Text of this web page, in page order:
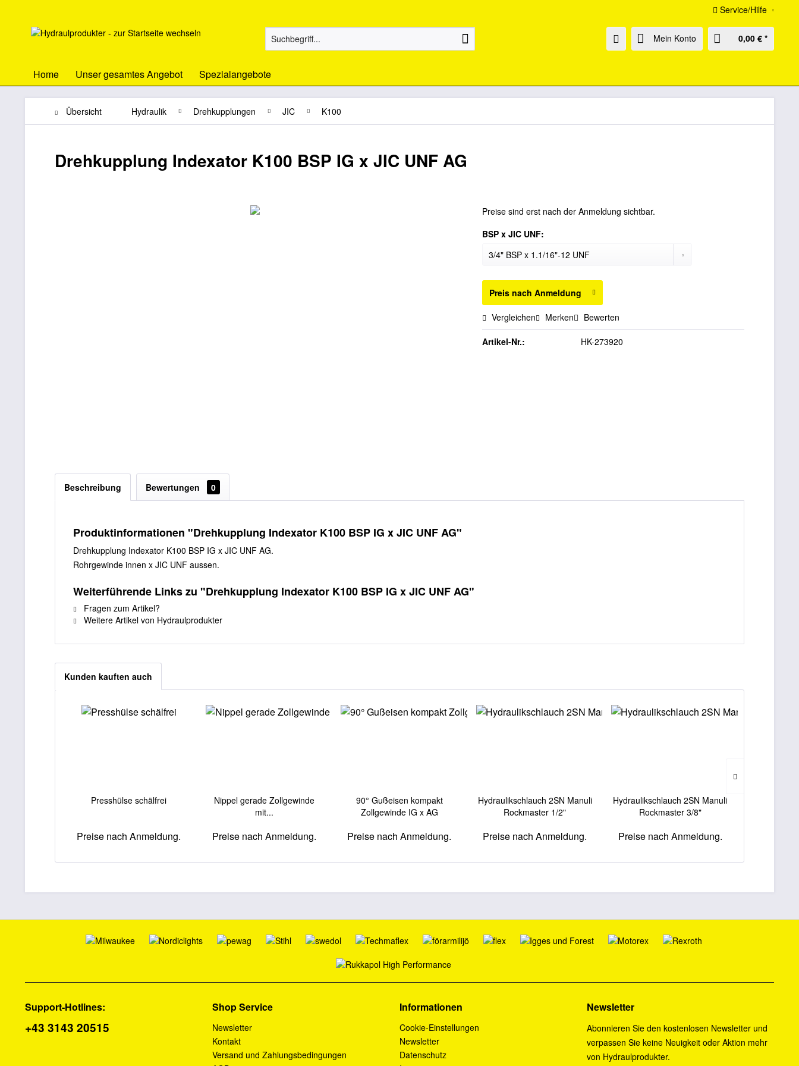
Service/Hilfe
Mein Konto 0,00 € *
Home Unser gesamtes Angebot Spezialangebote
Übersicht Hydraulik Drehkupplungen JIC K100
Drehkupplung Indexator K100 BSP IG x JIC UNF AG
Preise sind erst nach der Anmeldung sichtbar.
BSP x JIC UNF:
Preis nach Anmeldung
Vergleichen Merken Bewerten
Artikel-Nr.: HK-273920
Beschreibung Bewertungen 0
Produktinformationen "Drehkupplung Indexator K100 BSP IG x JIC UNF AG"
Drehkupplung Indexator K100 BSP IG x JIC UNF AG.
Rohrgewinde innen x JIC UNF aussen.
Weiterführende Links zu "Drehkupplung Indexator K100 BSP IG x JIC UNF AG"
Fragen zum Artikel?
Weitere Artikel von Hydraulprodukter
Kunden kauften auch
Presshülse schälfrei
Preise nach Anmeldung.
Nippel gerade Zollgewinde
mit...
Preise nach Anmeldung.
90° Gußeisen kompakt
Zollgewinde IG x AG
Preise nach Anmeldung.
Hydraulikschlauch 2SN Manuli
Rockmaster 1/2"
Preise nach Anmeldung.
Hydraulikschlauch 2SN Manuli
Rockmaster 3/8"
Preise nach Anmeldung.
Support-Hotlines:
+43 3143 20515
Shop Service
Newsletter
Kontakt
Versand und Zahlungsbedingungen
Informationen
Cookie-Einstellungen
Newsletter
Datenschutz
Newsletter
Abonnieren Sie den kostenlosen Newsletter und
verpassen Sie keine Neuigkeit oder Aktion mehr
von Hydraulprodukter.